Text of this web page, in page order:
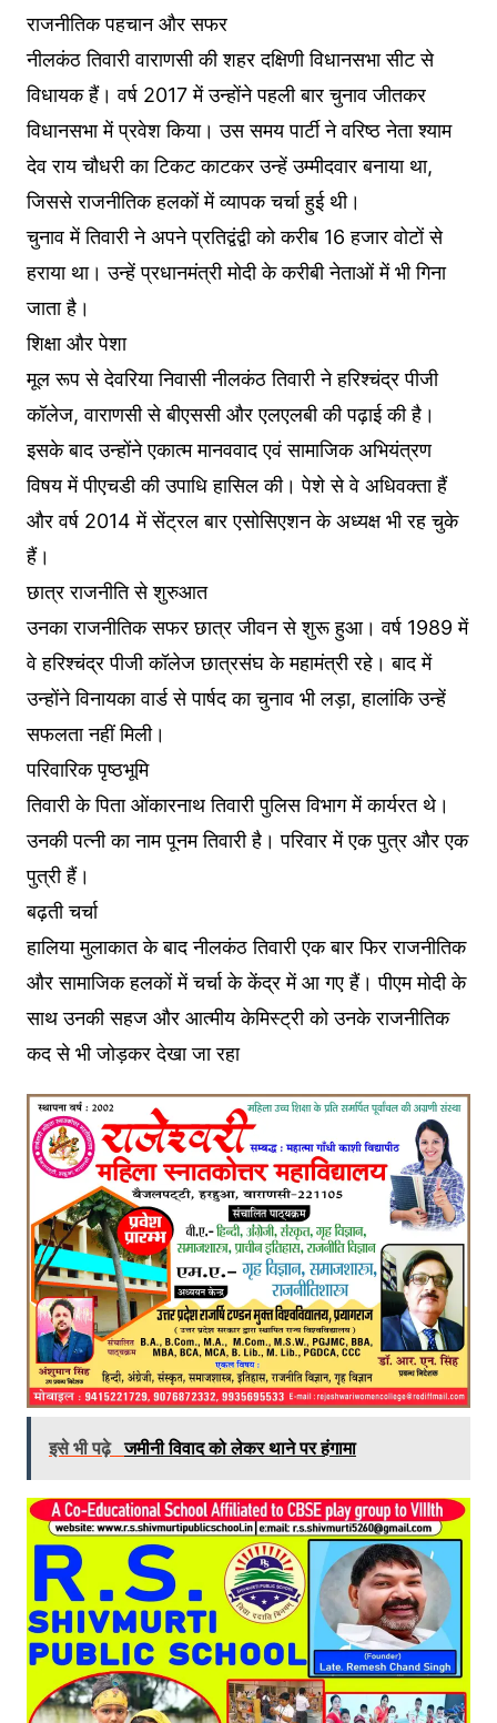
राजनीतिक पहचान और सफर
नीलकंठ तिवारी वाराणसी की शहर दक्षिणी विधानसभा सीट से
विधायक हैं। वर्ष 2017 में उन्होंने पहली बार चुनाव जीतकर
विधानसभा में प्रवेश किया। उस समय पार्टी ने वरिष्ठ नेता श्याम
देव राय चौधरी का टिकट काटकर उन्हें उम्मीदवार बनाया था,
जिससे राजनीतिक हलकों में व्यापक चर्चा हुई थी।
चुनाव में तिवारी ने अपने प्रतिद्वंद्वी को करीब 16 हजार वोटों से
हराया था। उन्हें प्रधानमंत्री मोदी के करीबी नेताओं में भी गिना
जाता है।
शिक्षा और पेशा
मूल रूप से देवरिया निवासी नीलकंठ तिवारी ने हरिश्चंद्र पीजी
कॉलेज, वाराणसी से बीएससी और एलएलबी की पढ़ाई की है।
इसके बाद उन्होंने एकात्म मानववाद एवं सामाजिक अभियंत्रण
विषय में पीएचडी की उपाधि हासिल की। पेशे से वे अधिवक्ता हैं
और वर्ष 2014 में सेंट्रल बार एसोसिएशन के अध्यक्ष भी रह चुके
हैं।
छात्र राजनीति से शुरुआत
उनका राजनीतिक सफर छात्र जीवन से शुरू हुआ। वर्ष 1989 में
वे हरिश्चंद्र पीजी कॉलेज छात्रसंघ के महामंत्री रहे। बाद में
उन्होंने विनायका वार्ड से पार्षद का चुनाव भी लड़ा, हालांकि उन्हें
सफलता नहीं मिली।
परिवारिक पृष्ठभूमि
तिवारी के पिता ओंकारनाथ तिवारी पुलिस विभाग में कार्यरत थे।
उनकी पत्नी का नाम पूनम तिवारी है। परिवार में एक पुत्र और एक
पुत्री हैं।
बढ़ती चर्चा
हालिया मुलाकात के बाद नीलकंठ तिवारी एक बार फिर राजनीतिक
और सामाजिक हलकों में चर्चा के केंद्र में आ गए हैं। पीएम मोदी के
साथ उनकी सहज और आत्मीय केमिस्ट्री को उनके राजनीतिक
कद से भी जोड़कर देखा जा रहा
इसे भी पढ़े जमीनी विवाद को लेकर थाने पर हंगामा